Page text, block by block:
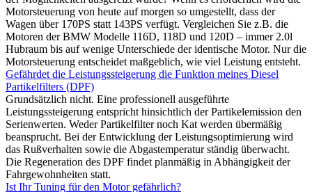
Motorsteuerung von heute auf morgen so umgestellt, dass der
Wagen über 170PS statt 143PS verfügt. Vergleichen Sie z.B. die
Motoren der BMW Modelle 116D, 118D und 120D – immer 2.0l
Hubraum bis auf wenige Unterschiede der identische Motor. Nur die
Motorsteuerung entscheidet maßgeblich, wie viel Leistung entsteht.
Gefährdet die Leistungssteigerung die Funktion meines Diesel
Partikelfilters (DPF)
Grundsätzlich nicht. Eine professionell ausgeführte
Leistungssteigerung entspricht hinsichtlich der Partikelemission den
Serienwerten. Weder Partikelfilter noch Kat werden übermäßig
beansprucht. Bei der Entwicklung der Leistungsoptimierung wird
das Rußverhalten sowie die Abgastemperatur ständig überwacht.
Die Regeneration des DPF findet planmäßig in Abhängigkeit der
Fahrgewohnheiten statt.
Ist Ihr Tuning für den Motor gefährlich?